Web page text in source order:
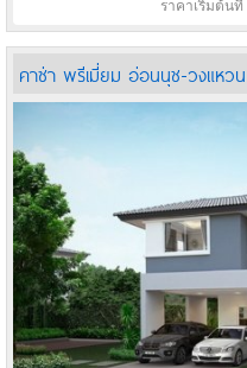
ราคาเริ่มต้นที่
คาซ่า พรีเมี่ยม อ่อนนุช-วงแหวน